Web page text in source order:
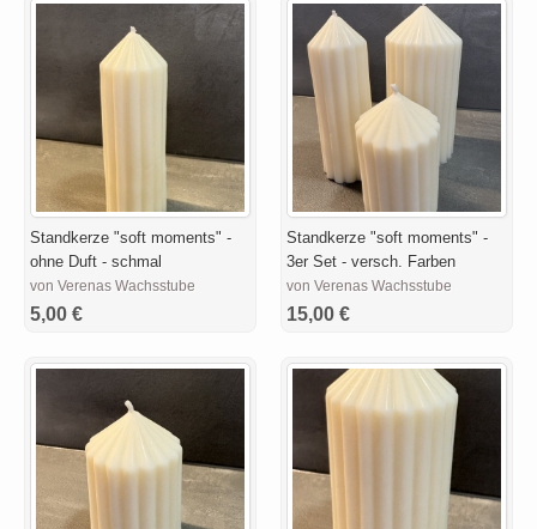
Standkerze "soft moments" -
ohne Duft - schmal
von Verenas Wachsstube
5,00 €
Standkerze "soft moments" -
3er Set - versch. Farben
von Verenas Wachsstube
15,00 €